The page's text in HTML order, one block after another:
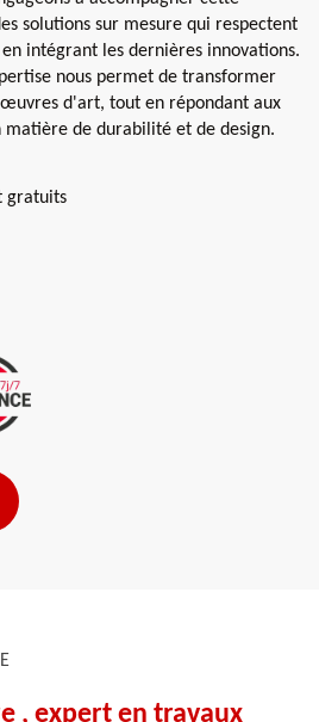
solutions sur mesure qui respectent
intégrant les dernières innovations.
nous permet de transformer
d'art, tout en répondant aux
matière de durabilité et de design.
gratuits
, expert en travaux